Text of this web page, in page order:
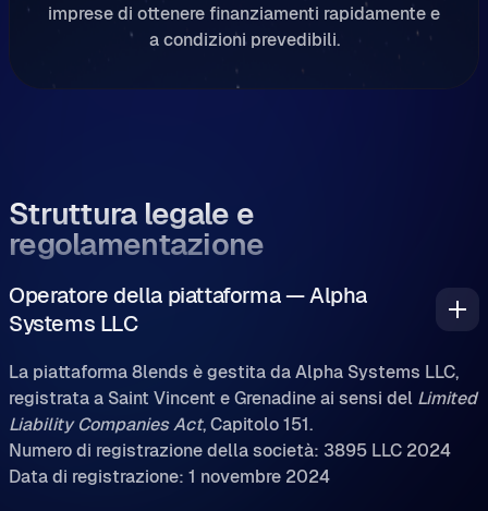
imprese di ottenere finanziamenti rapidamente e
a condizioni prevedibili.
Struttura legale e
regolamentazione
Operatore della piattaforma — Alpha
Systems LLC
La piattaforma 8lends è gestita da Alpha Systems LLC,
registrata a Saint Vincent e Grenadine ai sensi del Limited
Liability Companies Act, Capitolo 151.
Numero di registrazione della società: 3895 LLC 2024
Data di registrazione: 1 novembre 2024